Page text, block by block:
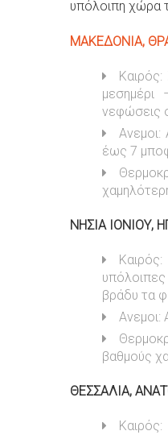
υπόλοιπη χώρα
ΜΑΚΕΔΟΝΙΑ,
μεσημέρι
νεφώσεις
Ανεμοι:
έως 7
ΝΗΣΙΑ ΙΟΝΙΟΥ,
βράδυ τα
Ανεμοι:
βαθμούς
ΘΕΣΣΑΛΙΑ,